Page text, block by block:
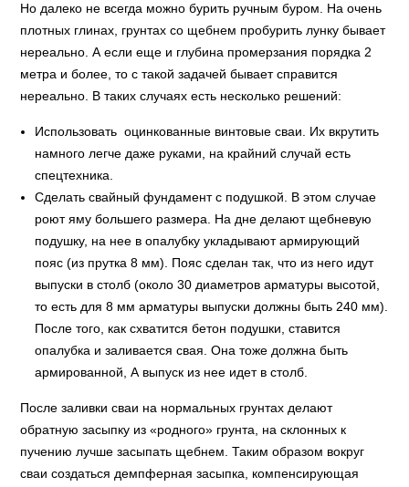
Но далеко не всегда можно бурить ручным буром. На очень
плотных глинах, грунтах со щебнем пробурить лунку бывает
нереально. А если еще и глубина промерзания порядка 2
метра и более, то с такой задачей бывает справится
нереально. В таких случаях есть несколько решений:
Использовать оцинкованные винтовые сваи. Их вкрутить
намного легче даже руками, на крайний случай есть
спецтехника.
Сделать свайный фундамент с подушкой. В этом случае
роют яму большего размера. На дне делают щебневую
подушку, на нее в опалубку укладывают армирующий
пояс (из прутка 8 мм). Пояс сделан так, что из него идут
выпуски в столб (около 30 диаметров арматуры высотой,
то есть для 8 мм арматуры выпуски должны быть 240 мм).
После того, как схватится бетон подушки, ставится
опалубка и заливается свая. Она тоже должна быть
армированной, А выпуск из нее идет в столб.
После заливки сваи на нормальных грунтах делают
обратную засыпку из «родного» грунта, на склонных к
пучению лучше засыпать щебнем. Таким образом вокруг
сваи создаться демпферная засыпка, компенсирующая